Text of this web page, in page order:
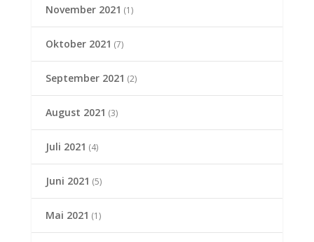
November 2021 (1)
Oktober 2021 (7)
September 2021 (2)
August 2021 (3)
Juli 2021 (4)
Juni 2021 (5)
Mai 2021 (1)